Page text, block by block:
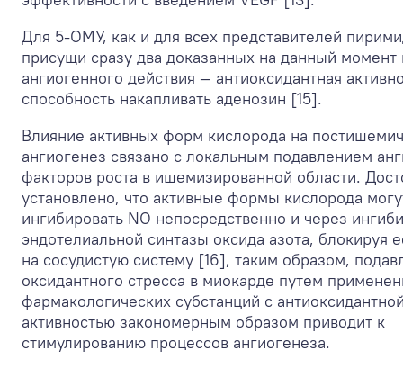
Для 5-ОМУ, как и для всех представителей
присущи сразу два доказанных на данный момент
ангиогенного действия — антиоксидантная
способность накапливать аденозин [15].
Влияние активных форм кислорода на
ангиогенез связано с локальным подавлением
факторов роста в ишемизированной области.
установлено, что активные формы кислорода
ингибировать NO непосредственно и через
эндотелиальной синтазы оксида азота, блокируя
на сосудистую систему [16], таким образом,
оксидантного стресса в миокарде путем
фармакологических субстанций с
активностью закономерным образом приводит к
стимулированию процессов ангиогенеза.